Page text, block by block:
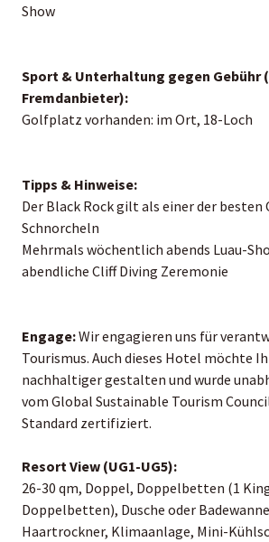
Show
Sport & Unterhaltung gegen Gebühr
Fremdanbieter):
Golfplatz vorhanden: im Ort, 18-Loch
Tipps & Hinweise:
Der Black Rock gilt als einer der besten
Schnorcheln
Mehrmals wöchentlich abends Luau-
abendliche Cliff Diving Zeremonie
Engage:Wir engagieren uns für
Tourismus. Auch dieses Hotel möchte
nachhaltiger gestalten und wurde
vom Global Sustainable Tourism
Standard zertifiziert.
Resort View (UG1-UG5):
26-30 qm, Doppel, Doppelbetten (1
Doppelbetten), Dusche oder
Haartrockner, Klimaanlage, Mini-